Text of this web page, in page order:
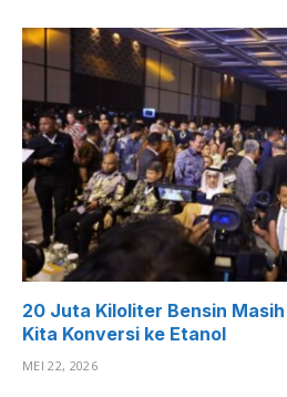
20 Juta Kiloliter Bensin
Kita Konversi ke Etanol
MEI 22, 2026